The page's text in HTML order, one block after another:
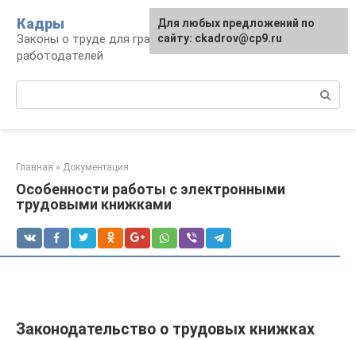
контенту
Кадры
Законы о труде для граждан и
работодателей
Главная » Документация
Особенности работы с электронными
трудовыми книжками
Законодательство о трудовых книжках
Для любых предложений по
сайту: ckadrov@cp9.ru